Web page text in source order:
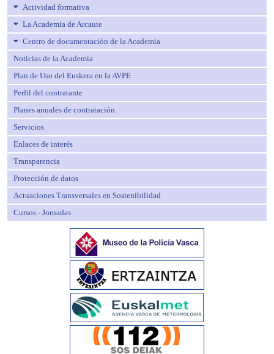
Actividad formativa
La Academia de Arcaute
Centro de documentación de la Academia
Noticias de la Academia
Plan de Uso del Euskera en la AVPE
Perfil del contratante
Planes anuales de contratación
Servicios
Enlaces de interés
Transparencia
Protección de datos
Actuaciones Transversales en Sostenibilidad
Cursos - Jornadas